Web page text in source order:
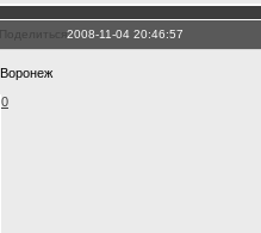
Поделиться2008-11-04 20:46:57
Воронеж
0